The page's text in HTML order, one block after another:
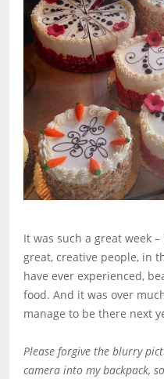
It was such a great week
great, creative people, in
have ever experienced,
food. And it was over
manage to be there next
Please forgive the blurry
camera into my backpack,